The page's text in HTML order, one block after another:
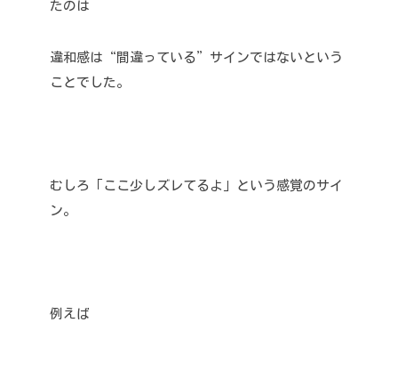
たのは
違和感は“間違っている”サインではないという
ことでした。
むしろ「ここ少しズレてるよ」という感覚のサイ
ン。
例えば